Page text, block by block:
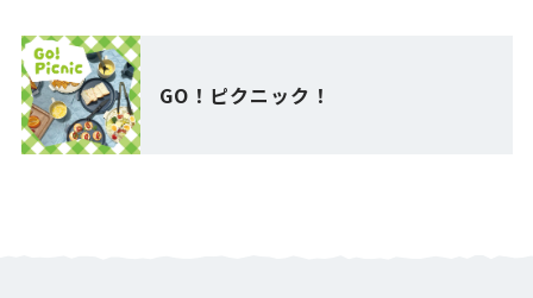
GO！ピクニック！